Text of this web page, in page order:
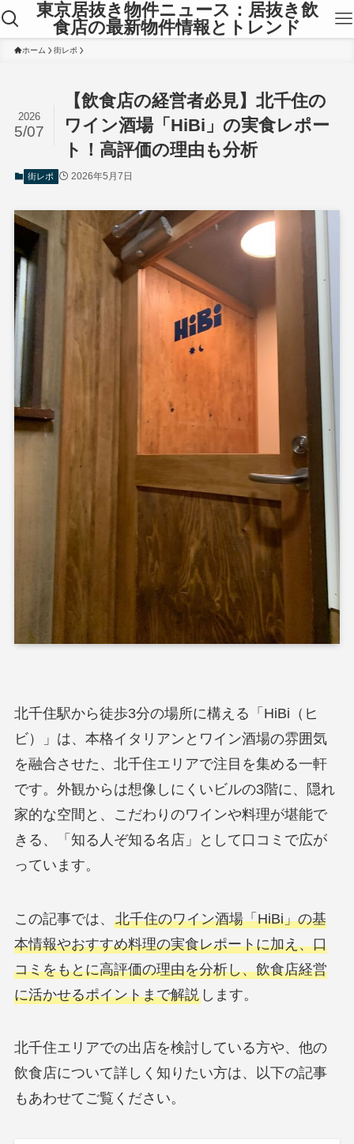
東京居抜き物件ニュース：居抜き飲
食店の最新物件情報とトレンド
ホーム 街レポ
【飲食店の経営者必見】北千住の
ワイン酒場「HiBi」の実食レポー
ト！高評価の理由も分析
2026
5/07
街レポ 2026年5月7日
北千住駅から徒歩3分の場所に構える「HiBi（ヒ
ビ）」は、本格イタリアンとワイン酒場の雰囲気
を融合させた、北千住エリアで注目を集める一軒
です。外観からは想像しにくいビルの3階に、隠れ
家的な空間と、こだわりのワインや料理が堪能で
きる、「知る人ぞ知る名店」として口コミで広が
っています。
この記事では、 北千住のワイン酒場「HiBi」の基
本情報やおすすめ料理の実食レポートに加え、口
コミをもとに高評価の理由を分析し、飲食店経営
に活かせるポイントまで解説します。
北千住エリアでの出店を検討している方や、他の
飲食店について詳しく知りたい方は、以下の記事
もあわせてご覧ください。